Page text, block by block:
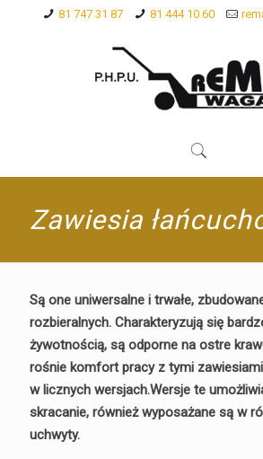
81 747 31 87 81 444 10 60
Zawiesia
Są one uniwersalne i trwałe,
rozbieralnych. Charakteryzują się
żywotnością, są odporne na ostre
rośnie komfort pracy z tymi
w licznych wersjach.Wersje te
skracanie, również wyposażane są w
uchwyty.